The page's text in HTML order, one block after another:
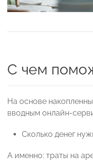
С чем
На основе
вводным онлайн-
Сколько денег
А именно: траты на